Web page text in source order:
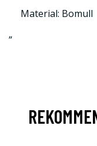
Material: Bomull
”